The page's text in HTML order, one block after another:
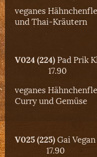
veganes
und Thai-Kräutern
V024 (224)Pad
17.90
veganes
Curry und Gemüse
V025 (225)Gai
17.90